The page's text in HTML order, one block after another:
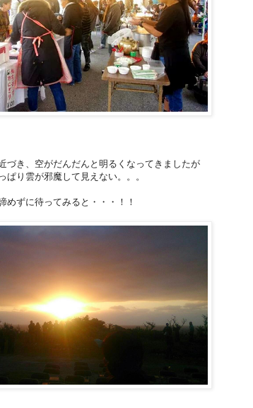
づき、空がだんだんと明るくなってきましたが
ぱり雲が邪魔して見えない。。。
めずに待ってみると・・・！！